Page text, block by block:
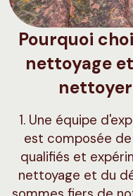
Pourquoi
nettoyage
1. Une équipe
est composée
qualifiés et
nettoyage et du